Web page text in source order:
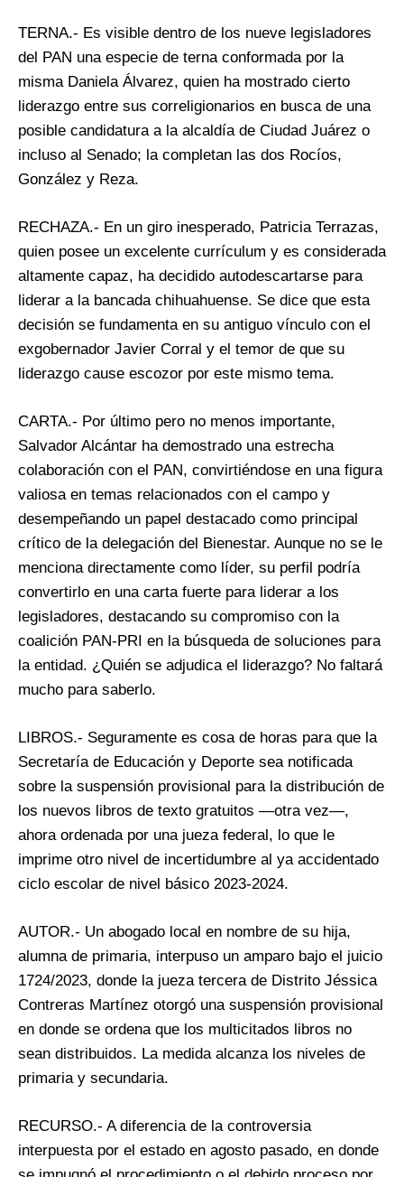
TERNA.- Es visible dentro de los nueve legisladores
del PAN una especie de terna conformada por la
misma Daniela Álvarez, quien ha mostrado cierto
liderazgo entre sus correligionarios en busca de una
posible candidatura a la alcaldía de Ciudad Juárez o
incluso al Senado; la completan las dos Rocíos,
González y Reza.
RECHAZA.- En un giro inesperado, Patricia Terrazas,
quien posee un excelente currículum y es considerada
altamente capaz, ha decidido autodescartarse para
liderar a la bancada chihuahuense. Se dice que esta
decisión se fundamenta en su antiguo vínculo con el
exgobernador Javier Corral y el temor de que su
liderazgo cause escozor por este mismo tema.
CARTA.- Por último pero no menos importante,
Salvador Alcántar ha demostrado una estrecha
colaboración con el PAN, convirtiéndose en una figura
valiosa en temas relacionados con el campo y
desempeñando un papel destacado como principal
crítico de la delegación del Bienestar. Aunque no se le
menciona directamente como líder, su perfil podría
convertirlo en una carta fuerte para liderar a los
legisladores, destacando su compromiso con la
coalición PAN-PRI en la búsqueda de soluciones para
la entidad. ¿Quién se adjudica el liderazgo? No faltará
mucho para saberlo.
LIBROS.- Seguramente es cosa de horas para que la
Secretaría de Educación y Deporte sea notificada
sobre la suspensión provisional para la distribución de
los nuevos libros de texto gratuitos —otra vez—,
ahora ordenada por una jueza federal, lo que le
imprime otro nivel de incertidumbre al ya accidentado
ciclo escolar de nivel básico 2023-2024.
AUTOR.- Un abogado local en nombre de su hija,
alumna de primaria, interpuso un amparo bajo el juicio
1724/2023, donde la jueza tercera de Distrito Jéssica
Contreras Martínez otorgó una suspensión provisional
en donde se ordena que los multicitados libros no
sean distribuidos. La medida alcanza los niveles de
primaria y secundaria.
RECURSO.- A diferencia de la controversia
interpuesta por el estado en agosto pasado, en donde